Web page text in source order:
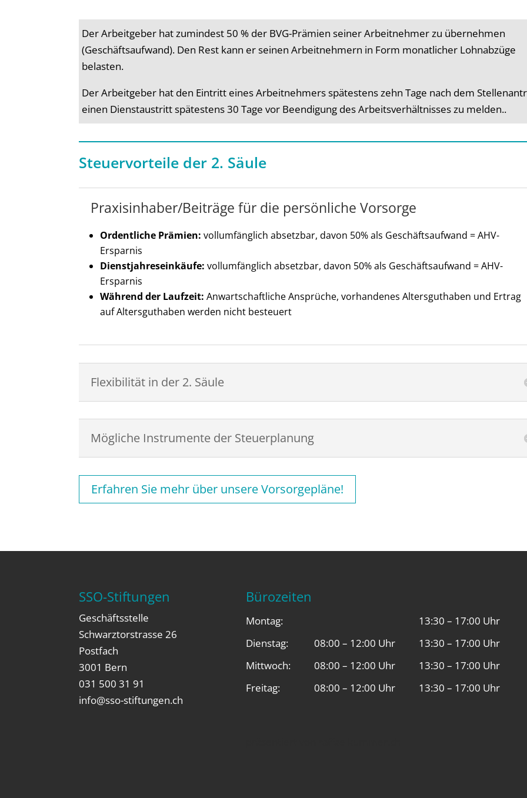
Der Arbeitgeber hat zumindest 50 % der BVG-Prämien seiner Arbeitnehmer zu übernehmen
(Geschäftsaufwand). Den Rest kann er seinen Arbeitnehmern in Form monatlicher Lohnabzüge
belasten.
Der Arbeitgeber hat den Eintritt eines Arbeitnehmers spätestens zehn Tage nach dem
einen Dienstaustritt spätestens 30 Tage vor Beendigung des Arbeitsverhältnisses zu melden..
Steuervorteile der 2. Säule
Praxisinhaber/Beiträge für die persönliche Vorsorge
Ordentliche Prämien: vollumfänglich absetzbar, davon 50% als Geschäftsaufwand = AHV-
Ersparnis
Dienstjahreseinkäufe: vollumfänglich absetzbar, davon 50% als Geschäftsaufwand = AHV-
Ersparnis
Während der Laufzeit: Anwartschaftliche Ansprüche, vorhandenes Altersguthaben und Ertrag
auf Altersguthaben werden nicht besteuert
Flexibilität in der 2. Säule
Mögliche Instrumente der Steuerplanung
Erfahren Sie mehr über unsere Vorsorgepläne!
SSO-Stiftungen
Geschäftsstelle
Schwarztorstrasse 26
Postfach
3001 Bern
031 500 31 91
info@sso-stiftungen.ch
Bürozeiten
Montag:
13:30 – 17:00 Uhr
Dienstag:
08:00 – 12:00 Uhr
13:30 – 17:00 Uhr
Mittwoch:
08:00 – 12:00 Uhr
13:30 – 17:00 Uhr
Freitag:
08:00 – 12:00 Uhr 13:30 – 17:00 Uhr